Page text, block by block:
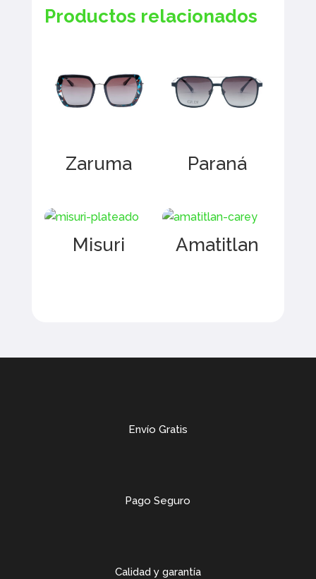
Productos relacionados
Zaruma Paraná
Misuri Amatitlan
Envío Gratis
Pago Seguro
Calidad y garantía